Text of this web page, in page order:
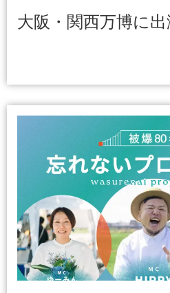
大阪・関西万博に出